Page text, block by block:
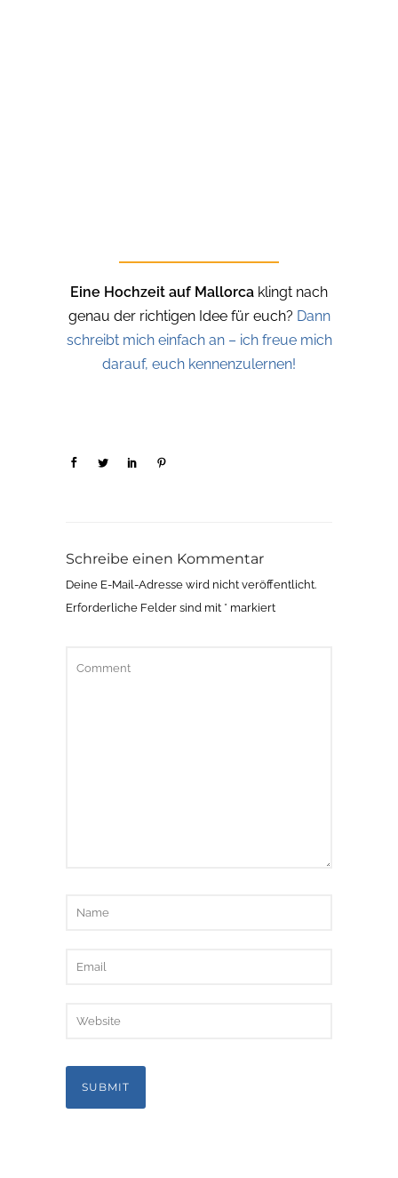
Eine Hochzeit auf Mallorca klingt nach
genau der richtigen Idee für euch? Dann
schreibt mich einfach an – ich freue mich
darauf, euch kennenzulernen!
Schreibe einen Kommentar
Deine E-Mail-Adresse wird nicht veröffentlicht.
Erforderliche Felder sind mit * markiert